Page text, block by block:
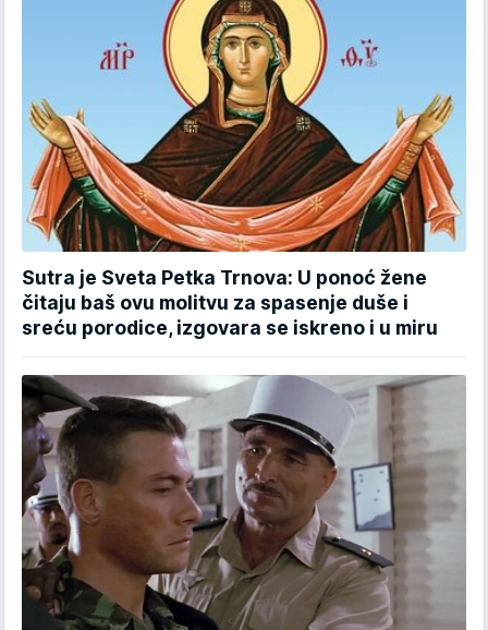
Sutra je Sveta Petka Trnova: U ponoć žene
čitaju baš ovu molitvu za spasenje duše i
sreću porodice, izgovara se iskreno i u miru